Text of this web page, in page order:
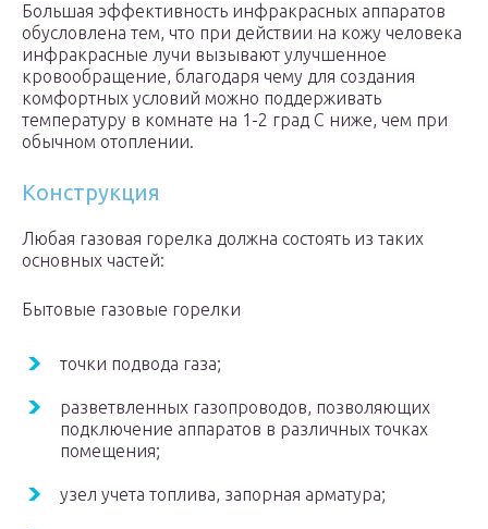
Большая эффективность инфракрасных аппаратов
обусловлена тем, что при действии на кожу человека
инфракрасные лучи вызывают улучшенное
кровообращение, благодаря чему для создания
комфортных условий можно поддерживать
температуру в комнате на 1-2 град С ниже, чем при
обычном отоплении.
Конструкция
Любая газовая горелка должна состоять из таких
основных частей:
Бытовые газовые горелки
точки подвода газа;
разветвленных газопроводов, позволяющих
подключение аппаратов в различных точках
помещения;
узел учета топлива, запорная арматура;